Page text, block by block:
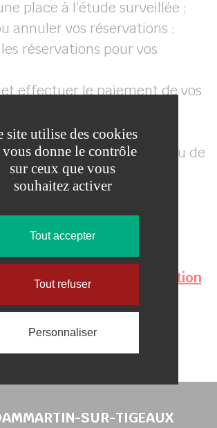
place à l’étude surveillée ;
annuler vos réservations ;
réservations pour vos
effectuer le paiement de vos
simulations ;
changements d’adresse ou de
factures.
et de connexion
de septembre, réservation
avant le 25 août 2021.
SUR-TIGEAUX
site utilise des cookies
vous donne le contrôle
sur ceux que vous
souhaitez activer
Tout accepter
Tout refuser
Personnaliser